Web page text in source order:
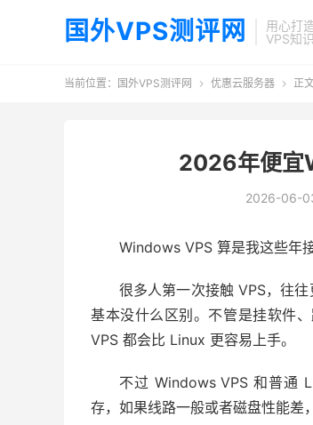
国外VPS测评网
用心打
VPS知
当前位置： 国外VPS测评网  优惠云服务器  正
2026年便宜
2026-06-
Windows VPS 算是我这些年
很多人第一次接触 VPS，往
基本没什么区别。不管是挂软件
VPS 都会比 Linux 更容易上手。
不过 Windows VPS 和普通
存，如果线路一般或者磁盘性能差